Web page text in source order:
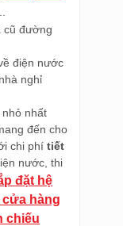
cũ đường
điện nước
nghỉ
nhất
đến cho
chi phí tiết
nước, thi
đặt hệ
hàng
chiếu